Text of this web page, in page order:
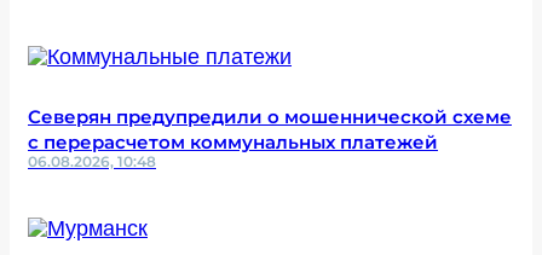
Северян предупредили о мошеннической схеме
с перерасчетом коммунальных платежей
06.08.2026, 10:48